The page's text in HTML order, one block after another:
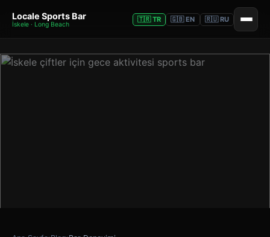
Locale Sports Bar
İskele · Long Beach
🇹🇷 TR 🇬🇧 EN 🇷🇺 RU